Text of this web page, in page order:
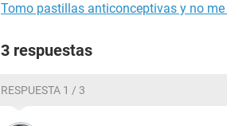
Tomo pastillas anticonceptivas y no
3 respuestas
RESPUESTA 1 / 3